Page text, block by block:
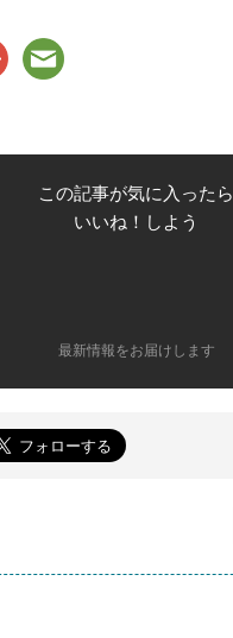
この記事が気に入ったら
いいね！しよう
最新情報をお届けします